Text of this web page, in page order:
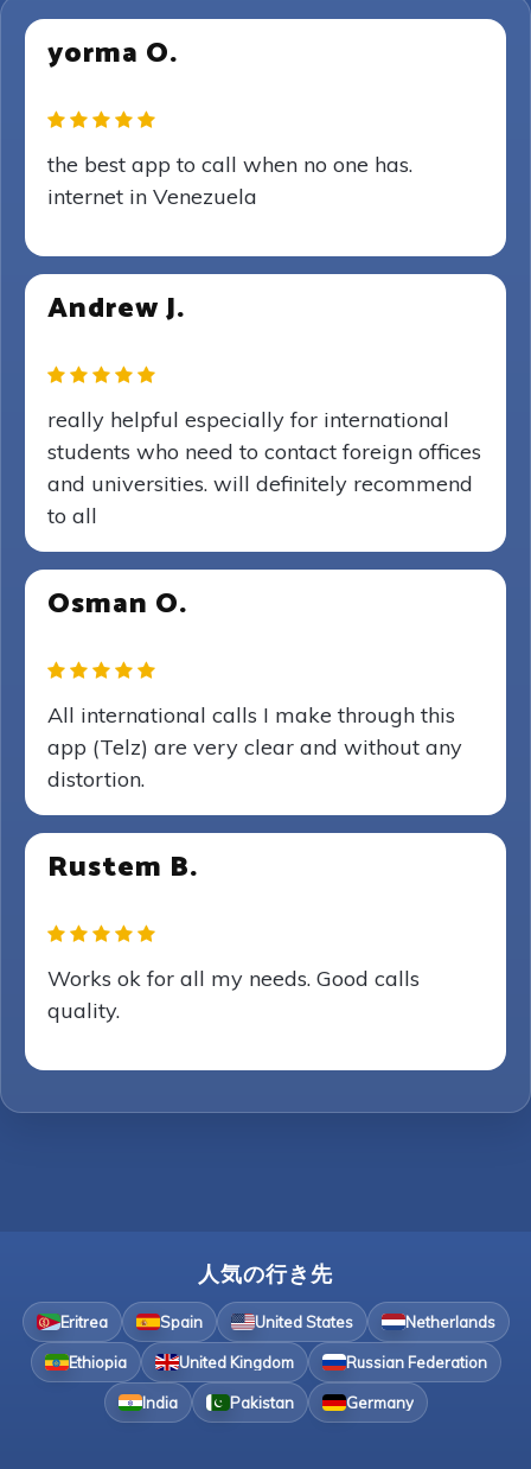
yorma O.
the best app to call when no one has.
internet in Venezuela
Andrew J.
really helpful especially for international
students who need to contact foreign offices
and universities. will definitely recommend
to all
Osman O.
All international calls I make through this
app (Telz) are very clear and without any
distortion.
Rustem B.
Works ok for all my needs. Good calls
quality.
人気の行き先
Eritrea Spain United States Netherlands
Ethiopia United Kingdom Russian Federation
India Pakistan Germany